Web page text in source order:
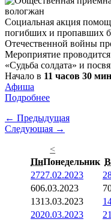
Социальная акция
погибших и пропавших
Отечественной войны
Мероприятие
«Судьба солдата» и
Начало в 11 часов 30
Афиша
Подробнее
← Предыдущая
Следующая →
<
ПнПонедельник
2727.02.2023
606.03.2023 7
1313.03.2023
2020.03.2023 21